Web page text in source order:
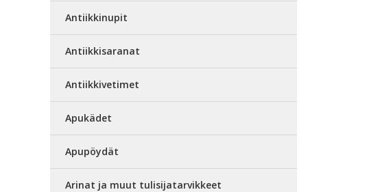
Antiikkinupit
Antiikkisaranat
Antiikkivetimet
Apukädet
Apupöydät
Arinat ja muut tulisijatarvikkeet